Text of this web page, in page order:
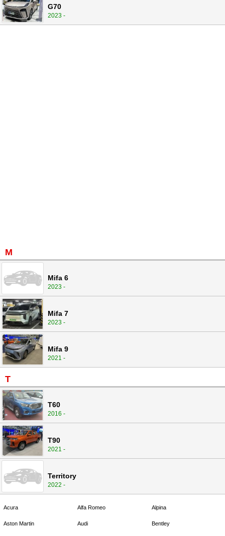
G70
2023 -
M
Mifa 6
2023 -
Mifa 7
2023 -
Mifa 9
2021 -
T
T60
2016 -
T90
2021 -
Territory
2022 -
Acura Alfa Romeo Alpina
Aston Martin Audi Bentley